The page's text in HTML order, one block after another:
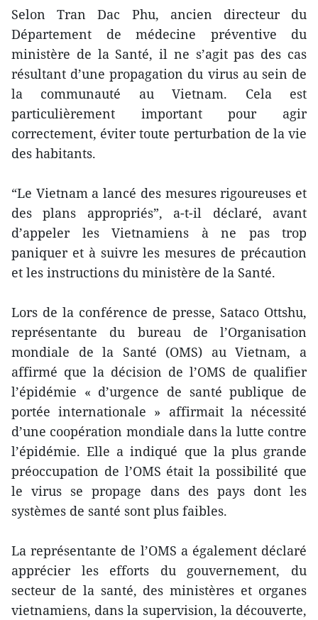
Selon Tran Dac Phu, ancien directeur du
Département de médecine préventive du
ministère de la Santé, il ne s’agit pas des cas
résultant d’une propagation du virus au sein de
la communauté au Vietnam. Cela est
particulièrement important pour agir
correctement, éviter toute perturbation de la vie
des habitants.
“Le Vietnam a lancé des mesures rigoureuses et
des plans appropriés”, a-t-il déclaré, avant
d’appeler les Vietnamiens à ne pas trop
paniquer et à suivre les mesures de précaution
et les instructions du ministère de la Santé.
Lors de la conférence de presse, Sataco Ottshu,
représentante du bureau de l’Organisation
mondiale de la Santé (OMS) au Vietnam, a
affirmé que la décision de l’OMS de qualifier
l’épidémie « d’urgence de santé publique de
portée internationale » affirmait la nécessité
d’une coopération mondiale dans la lutte contre
l’épidémie. Elle a indiqué que la plus grande
préoccupation de l’OMS était la possibilité que
le virus se propage dans des pays dont les
systèmes de santé sont plus faibles.
La représentante de l’OMS a également déclaré
apprécier les efforts du gouvernement, du
secteur de la santé, des ministères et organes
vietnamiens, dans la supervision, la découverte,